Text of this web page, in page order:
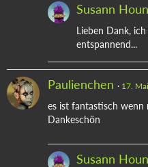
Susann
Lieben Dank,
entspannend...
Paulienchen 17.
es ist fantastisch wenn
Dankeschön
Susann